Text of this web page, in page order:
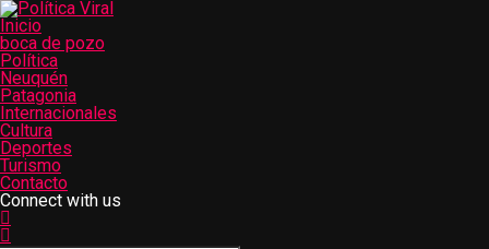
Inicio
boca de pozo
Política
Neuquén
Patagonia
Internacionales
Cultura
Deportes
Turismo
Contacto
Connect with us